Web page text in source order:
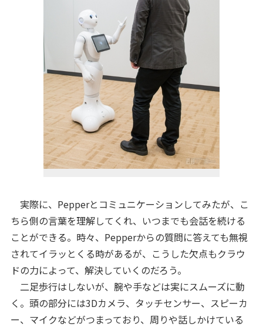
実際に、Pepperとコミュニケーションしてみたが、こ
ちら側の言葉を理解してくれ、いつまでも会話を続ける
ことができる。時々、Pepperからの質問に答えても無視
されてイラッとくる時があるが、こうした欠点もクラウ
ドの力によって、解決していくのだろう。
二足歩行はしないが、腕や手などは実にスムーズに動
く。頭の部分には3Dカメラ、タッチセンサー、スピーカ
ー、マイクなどがつまっており、周りや話しかけている